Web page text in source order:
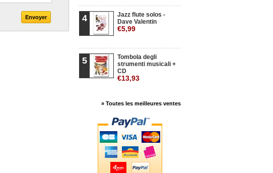
4
Jazz flute solos -
Dave Valentin
€5,99
5
Tombola degli
strumenti musicali +
CD
€13,93
» Toutes les meilleures ventes